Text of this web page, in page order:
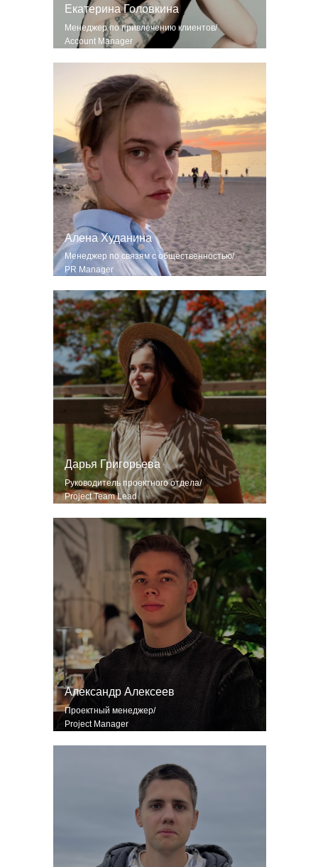
Middle Project
Александр Алексеев
Менеджер по привлечению клиентов/
Account Manager
Екатерина Головкина
Алена Худанина
Менеджер по связям с общественностью/
PR Manager
Проектный менеджер/
Project Manager
Александр Алексеев
Руководитель проектного отдела/
Project Team Lead
Дарья Григорьева